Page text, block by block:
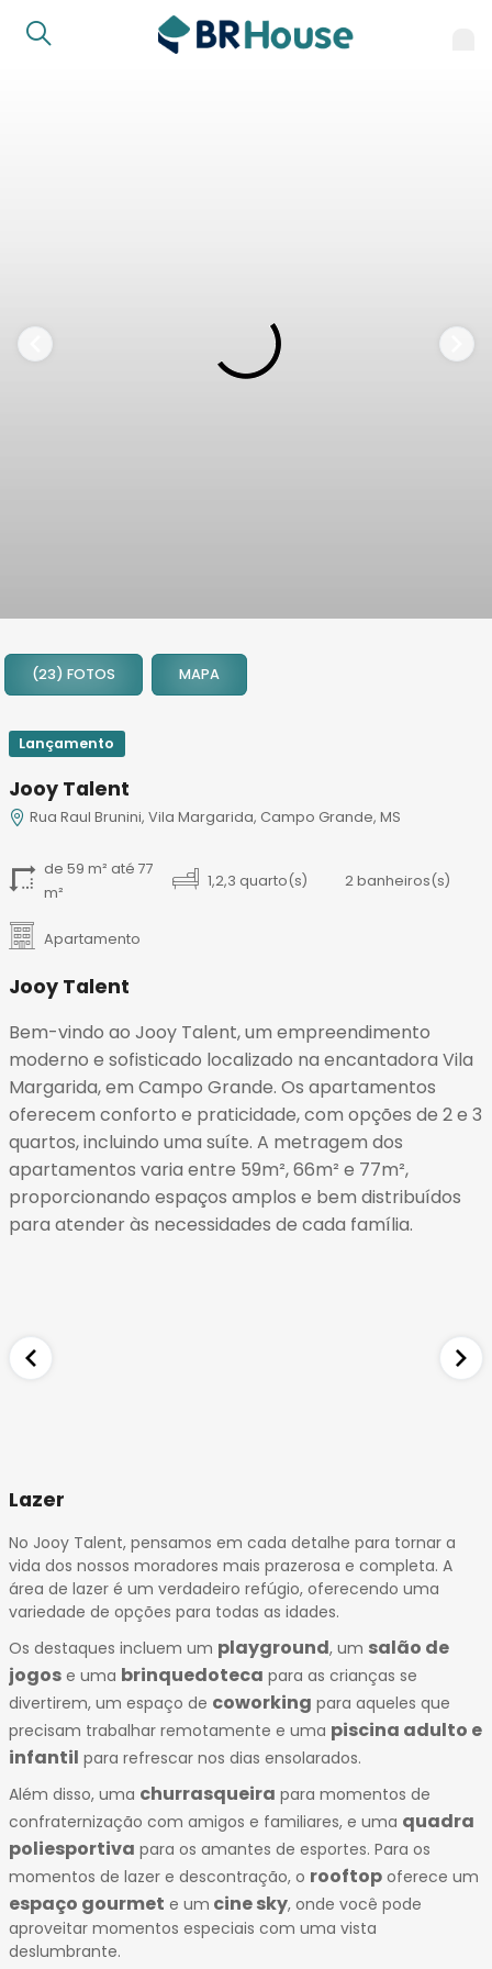
2
3
7
8
12
14
16
17
18
19
20
21
22
23
(23) FOTOS MAPA
Lançamento
Jooy Talent
Rua Raul Brunini, Vila Margarida, Campo Grande, MS
de 59 m² até 77
m²
1,2,3 quarto(s) 2 banheiros(s)
Apartamento
Jooy Talent
Bem-vindo ao Jooy Talent, um empreendimento
moderno e sofisticado localizado na encantadora Vila
Margarida, em Campo Grande. Os apartamentos
oferecem conforto e praticidade, com opções de 2 e 3
quartos, incluindo uma suíte. A metragem dos
apartamentos varia entre 59m², 66m² e 77m²,
proporcionando espaços amplos e bem distribuídos
para atender às necessidades de cada família.
Lazer
No Jooy Talent, pensamos em cada detalhe para tornar a
vida dos nossos moradores mais prazerosa e completa. A
área de lazer é um verdadeiro refúgio, oferecendo uma
variedade de opções para todas as idades.
Os destaques incluem um playground, um salão de
jogos e uma brinquedoteca para as crianças se
divertirem, um espaço de coworking para aqueles que
precisam trabalhar remotamente e uma piscina adulto e
infantil para refrescar nos dias ensolarados.
Além disso, uma churrasqueira para momentos de
confraternização com amigos e familiares, e uma quadra
poliesportiva para os amantes de esportes. Para os
momentos de lazer e descontração, o rooftop oferece um
espaço gourmet e um cine sky, onde você pode
aproveitar momentos especiais com uma vista
deslumbrante.